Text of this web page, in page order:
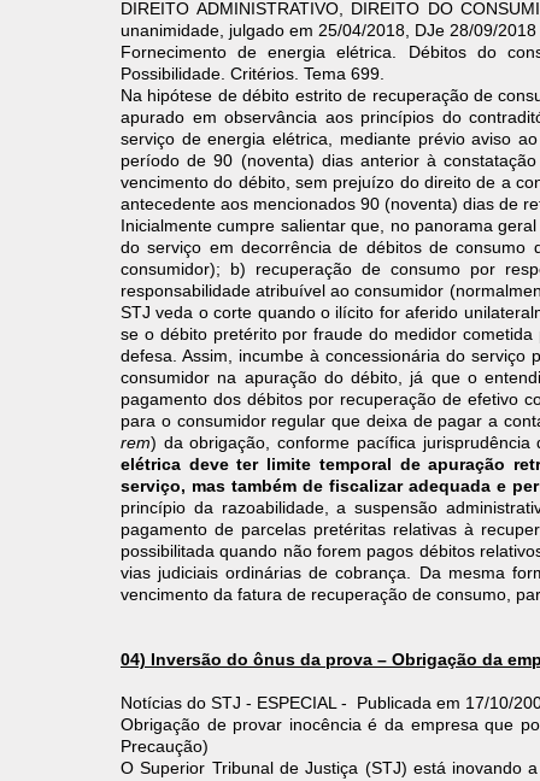
DIREITO ADMINISTRATIVO, DIREITO DO
unanimidade, julgado em 25/04/2018, DJe 28/09/
Fornecimento de energia elétrica. Débitos do
Possibilidade. Critérios. Tema 699.
Na hipótese de débito estrito de recuperação de
apurado em observância aos princípios do
serviço de energia elétrica, mediante prévio aviso
período de 90 (noventa) dias anterior à
vencimento do débito, sem prejuízo do direito de a
antecedente aos mencionados 90 (noventa) dias de
Inicialmente cumpre salientar que, no panorama
do serviço em decorrência de débitos de consumo
consumidor); b) recuperação de consumo por
responsabilidade atribuível ao consumidor
STJ veda o corte quando o ilícito for aferido
se o débito pretérito por fraude do medidor
defesa. Assim, incumbe à concessionária do
consumidor na apuração do débito, já que o
pagamento dos débitos por recuperação de efetivo
para o consumidor regular que deixa de pagar a
rem) da obrigação, conforme pacífica
elétrica deve ter limite temporal de apuração
serviço, mas também de fiscalizar adequada e
princípio da razoabilidade, a suspensão
pagamento de parcelas pretéritas relativas à
possibilitada quando não forem pagos débitos
vias judiciais ordinárias de cobrança. Da mesma
vencimento da fatura de recuperação de consumo,
04) Inversão do ônus da prova – Obrigação da
​Notícias do STJ - ESPECIAL - Publicada em 17/10/
Obrigação de provar inocência é da empresa que
Precaução)
O Superior Tribunal de Justiça (STJ) está inovando